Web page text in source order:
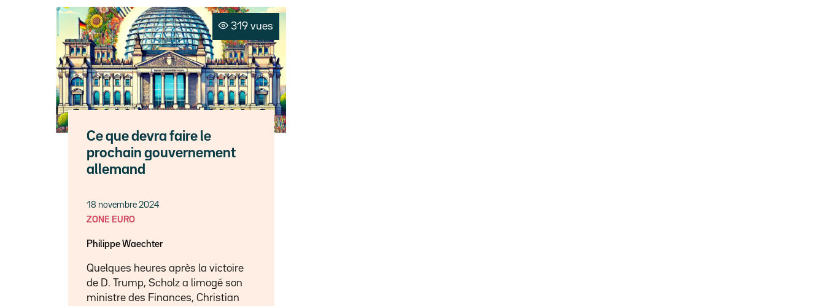
319 vues
Ce que devra faire le
prochain gouvernement
allemand
18 novembre 2024
ZONE EURO
Philippe Waechter
Quelques heures après la victoire
de D. Trump, Scholz a limogé son
ministre des Finances, Christian